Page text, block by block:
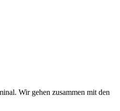
Wir gehen zusammen mit den